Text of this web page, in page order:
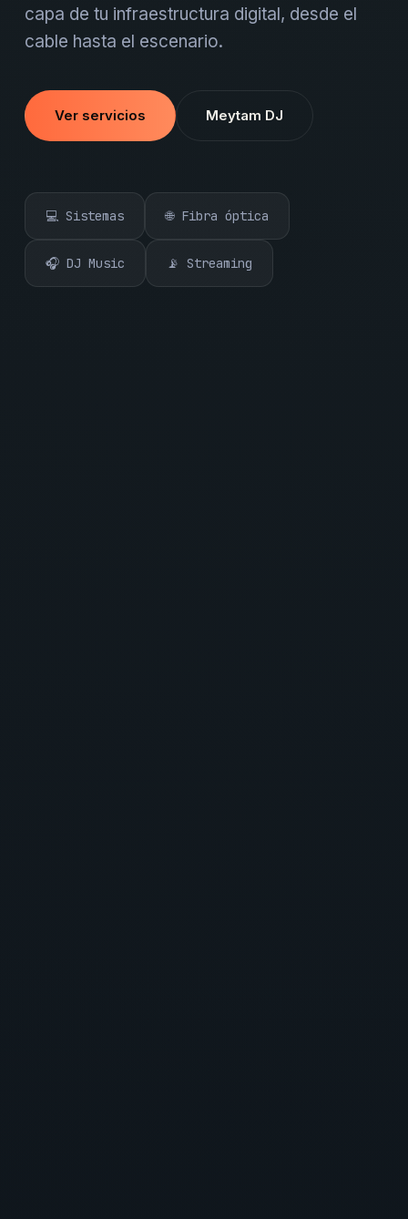
capa de tu infraestructura digital, desde el
cable hasta el escenario.
Ver servicios Meytam DJ
💻 Sistemas 🌐 Fibra óptica
🎧 DJ Music 📡 Streaming